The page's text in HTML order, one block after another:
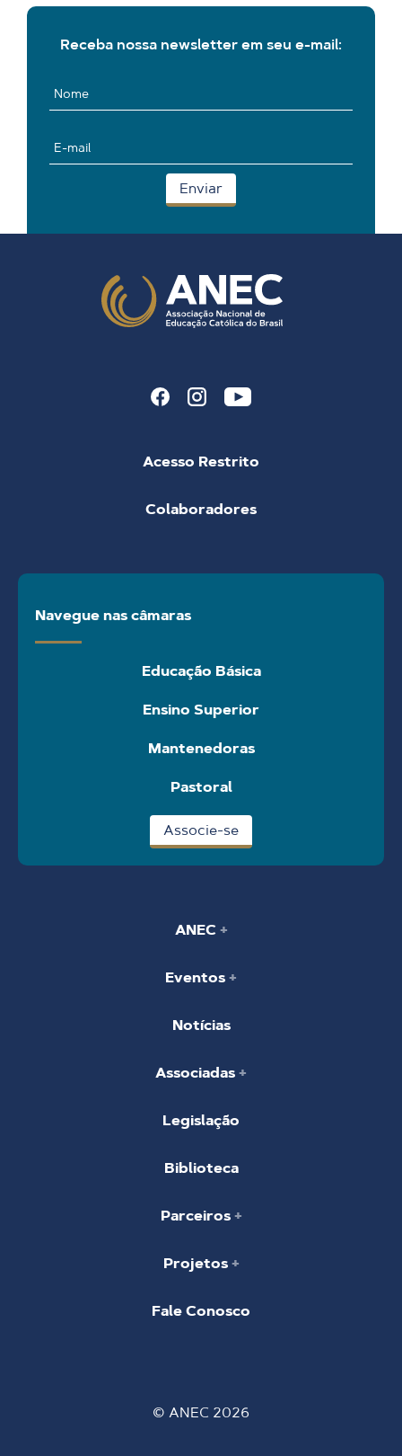
Receba nossa newsletter em seu e-mail:
Acesso Restrito
Colaboradores
Navegue nas câmaras
Educação Básica
Ensino Superior
Mantenedoras
Pastoral
Associe-se
ANEC
Eventos
Notícias
Associadas
Legislação
Biblioteca
Parceiros
Projetos
Fale Conosco
© ANEC 2026